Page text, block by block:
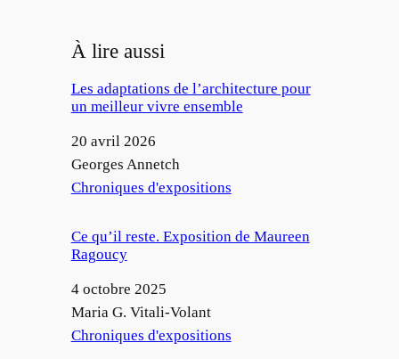
À lire aussi
Les adaptations de l’architecture pour
un meilleur vivre ensemble
Date
20 avril 2026
Auteur
Georges Annetch
Par rapport à
Chroniques d'expositions
Ce qu’il reste. Exposition de Maureen
Ragoucy
Date
4 octobre 2025
Auteur
Maria G. Vitali-Volant
Par rapport à
Chroniques d'expositions